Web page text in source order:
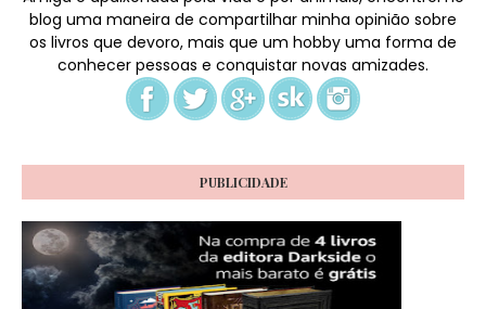
blog uma maneira de compartilhar minha opinião sobre
os livros que devoro, mais que um hobby uma forma de
conhecer pessoas e conquistar novas amizades.
PUBLICIDADE